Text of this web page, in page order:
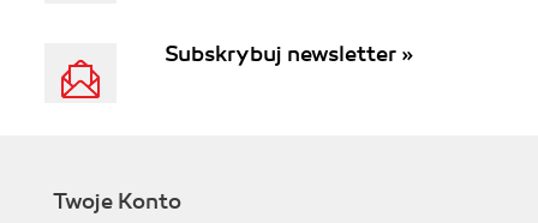
Subskrybuj newsletter »
Twoje Konto